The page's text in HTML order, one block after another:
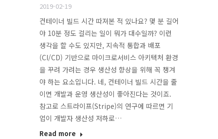
2019-02-19
컨테이너 빌드 시간 따져본 적 있나요? 몇 분 길어
야 10분 정도 걸리는 일이 뭐가 대수일까? 이런
생각을 할 수도 있지만, 지속적 통합과 배포
(CI/CD) 기반으로 마이크로서비스 아키텍처 환경
을 꾸려 가려는 경우 생산성 향상을 위해 꼭 챙겨
야 하는 요소입니다. 네, 컨테이너 빌드 시간을 줄
이면 개발과 운영 생산성이 좋아진다는 것이죠.
참고로 스트라이프(Stripe)의 연구에 따르면 기
업이 개발자 생산성 저하로…
Read more